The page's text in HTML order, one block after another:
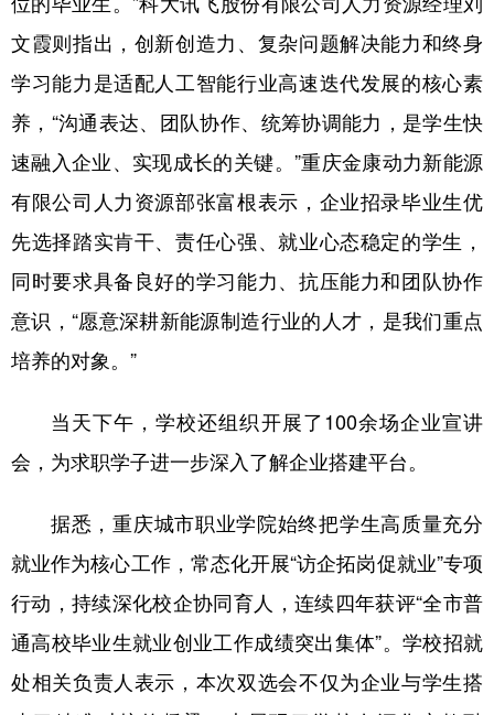
文霞则指出，创新创造力、复杂问题解决能力和终身
学习能力是适配人工智能行业高速迭代发展的核心素
养，“沟通表达、团队协作、统筹协调能力，是学生快
速融入企业、实现成长的关键。”重庆金康动力新能源
有限公司人力资源部张富根表示，企业招录毕业生优
先选择踏实肯干、责任心强、就业心态稳定的学生，
同时要求具备良好的学习能力、抗压能力和团队协作
意识，“愿意深耕新能源制造行业的人才，是我们重点
培养的对象。”
当天下午，学校还组织开展了100余场企业宣讲
会，为求职学子进一步深入了解企业搭建平台。
据悉，重庆城市职业学院始终把学生高质量充分
就业作为核心工作，常态化开展“访企拓岗促就业”专项
行动，持续深化校企协同育人，连续四年获评“全市普
通高校毕业生就业创业工作成绩突出集体”。学校招就
处相关负责人表示，本次双选会不仅为企业与学生搭